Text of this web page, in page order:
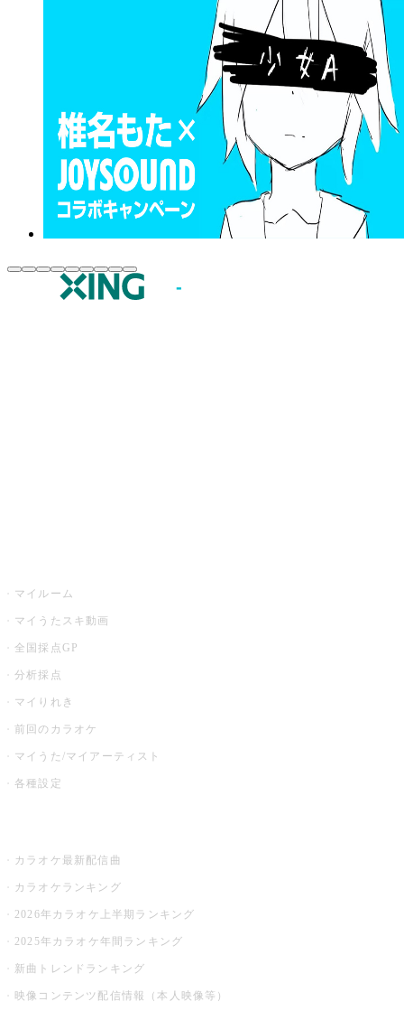
マイルーム
マイうたスキ動画
全国採点GP
分析採点
マイりれき
前回のカラオケ
マイうた/マイアーティスト
各種設定
カラオケ最新配信曲
カラオケランキング
2026年カラオケ上半期ランキング
2025年カラオケ年間ランキング
新曲トレンドランキング
映像コンテンツ配信情報（本人映像等）